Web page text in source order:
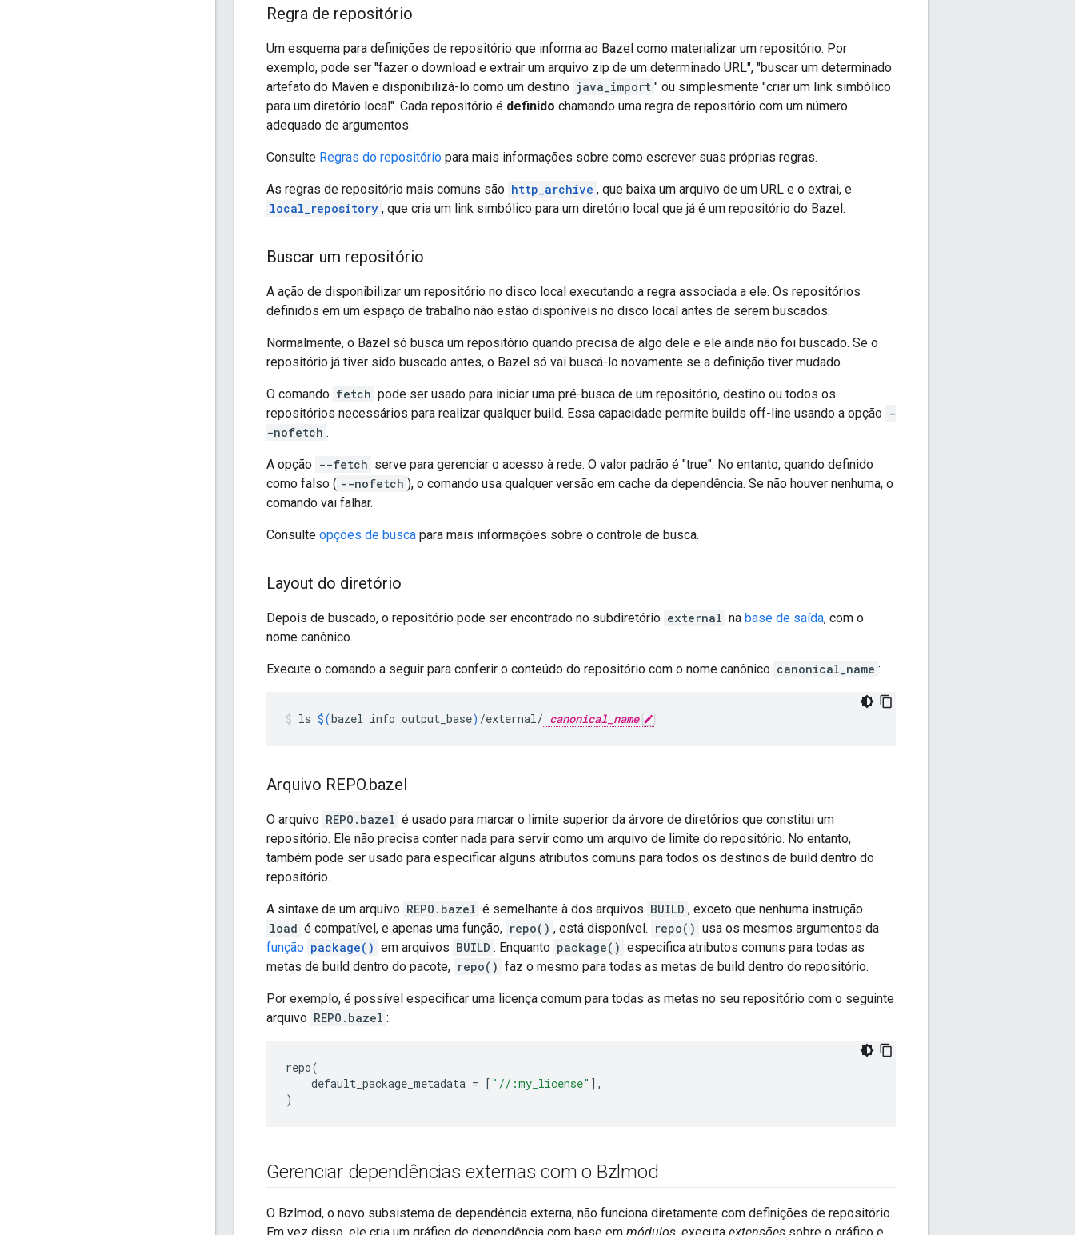
Regra de repositório
Um esquema para definições de repositório que informa ao Bazel como materializar um repositório. Por
exemplo, pode ser "fazer o download e extrair um arquivo zip de um determinado URL", "buscar um determinado
artefato do Maven e disponibilizá-lo como um destino java_import " ou simplesmente "criar um link simbólico
para um diretório local". Cada repositório é definido chamando uma regra de repositório com um número
adequado de argumentos.
Consulte Regras do repositório para mais informações sobre como escrever suas próprias regras.
As regras de repositório mais comuns são http_archive , que baixa um arquivo de um URL e o extrai, e
local_repository , que cria um link simbólico para um diretório local que já é um repositório do Bazel.
Buscar um repositório
A ação de disponibilizar um repositório no disco local executando a regra associada a ele. Os repositórios
definidos em um espaço de trabalho não estão disponíveis no disco local antes de serem buscados.
Normalmente, o Bazel só busca um repositório quando precisa de algo dele e ele ainda não foi buscado. Se o
repositório já tiver sido buscado antes, o Bazel só vai buscá-lo novamente se a definição tiver mudado.
O comando fetch pode ser usado para iniciar uma pré-busca de um repositório, destino ou todos os
repositórios necessários para realizar qualquer build. Essa capacidade permite builds off-line usando a opção -
-nofetch .
A opção --fetch serve para gerenciar o acesso à rede. O valor padrão é "true". No entanto, quando definido
como falso ( --nofetch ), o comando usa qualquer versão em cache da dependência. Se não houver nenhuma, o
comando vai falhar.
Consulte opções de busca para mais informações sobre o controle de busca.
Layout do diretório
Depois de buscado, o repositório pode ser encontrado no subdiretório external na base de saída, com o
nome canônico.
Execute o comando a seguir para conferir o conteúdo do repositório com o nome canônico canonical_name :
ls $(bazel info output_base) /external/ canonical_name
Arquivo REPO.bazel
O arquivo REPO.bazel é usado para marcar o limite superior da árvore de diretórios que constitui um
repositório. Ele não precisa conter nada para servir como um arquivo de limite do repositório. No entanto,
também pode ser usado para especificar alguns atributos comuns para todos os destinos de build dentro do
repositório.
A sintaxe de um arquivo REPO.bazel é semelhante à dos arquivos BUILD , exceto que nenhuma instrução
load é compatível, e apenas uma função, repo() , está disponível. repo() usa os mesmos argumentos da
função package() em arquivos BUILD . Enquanto package() especifica atributos comuns para todas as
metas de build dentro do pacote, repo() faz o mesmo para todas as metas de build dentro do repositório.
Por exemplo, é possível especificar uma licença comum para todas as metas no seu repositório com o seguinte
arquivo REPO.bazel :
repo(
default_package_metadata = [ "//:my_license" ],
)
Gerenciar dependências externas com o Bzlmod
O Bzlmod, o novo subsistema de dependência externa, não funciona diretamente com definições de repositório.